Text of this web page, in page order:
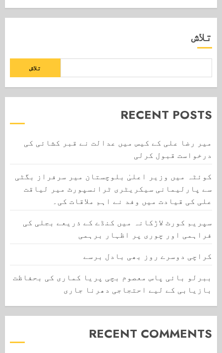
تلاش
تلاش
RECENT POSTS
میر رضا علی کے کیس میں عدالت نے قبر کشائی کی
درخواست قبول کرلی
کوئٹہ میں وزیر اعلیٰ بلوچستان میر سرفراز بگٹی
سے پارلیمانی سیکریٹری ٹرانسپورٹ میر لیاقت
علی کی قیادت میں وفد نے اہم ملاقات کی۔
سپریم کورٹ لاڑکانہ میں کنڈے کے ذریعے بجلی کی
فراہمی اور چوری پر اظہار برہمی
کراچی دوسرے روز بھی بادل برسے
ببرلو بائی پاس معصوم بچی پریا کماری کی بحفاظت
بازیابی کے لیے احتجاجی دھرنا جاری
RECENT COMMENTS